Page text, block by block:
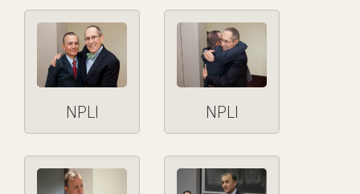
NPLI NPLI